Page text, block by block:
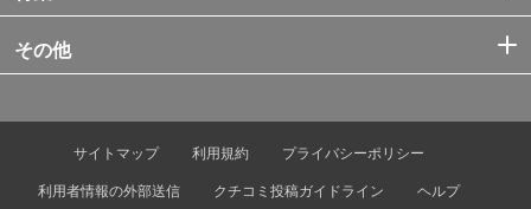
その他
サイトマップ 利用規約
プライバシーポリシー
利用者情報の外部送信
クチコミ投稿ガイドライン ヘルプ